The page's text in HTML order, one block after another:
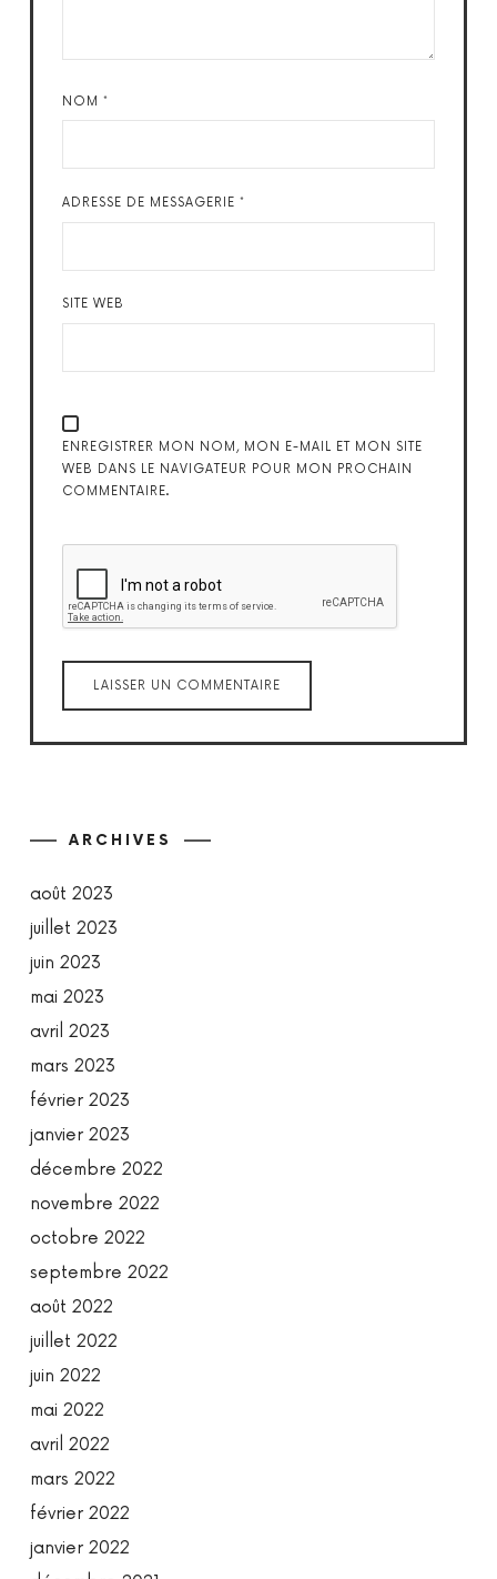
NOM *
ADRESSE DE MESSAGERIE *
SITE WEB
ENREGISTRER MON NOM, MON E-MAIL ET MON SITE
WEB DANS LE NAVIGATEUR POUR MON PROCHAIN
COMMENTAIRE.
ARCHIVES
août 2023
juillet 2023
juin 2023
mai 2023
avril 2023
mars 2023
février 2023
janvier 2023
décembre 2022
novembre 2022
octobre 2022
septembre 2022
août 2022
juillet 2022
juin 2022
mai 2022
avril 2022
mars 2022
février 2022
janvier 2022